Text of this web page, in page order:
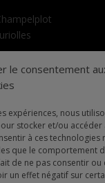
le consentement
expériences, nous
stocker et/ou
à ces technologies
que le comportement
de ne pas consentir
un effet négatif sur